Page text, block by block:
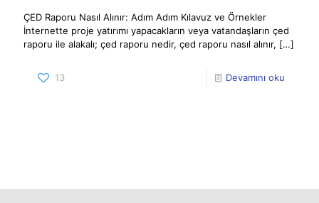
ÇED Raporu Nasıl Alınır: Adım Adım Kılavuz ve Örnekler
İnternette proje yatırımı yapacakların veya vatandaşların çed
raporu ile alakalı; çed raporu nedir, çed raporu nasıl alınır, […]
13 Devamını oku